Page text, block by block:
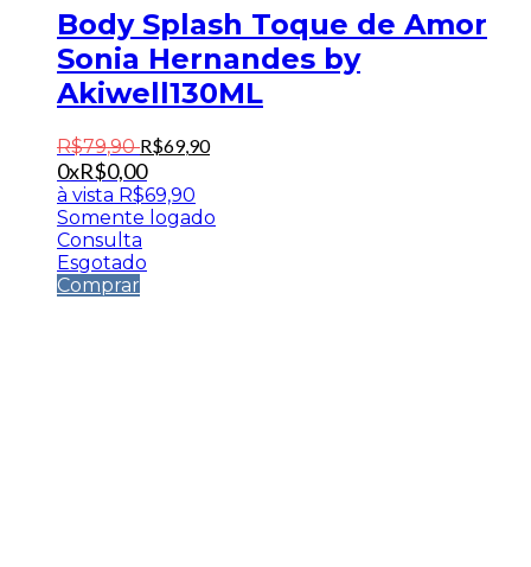
Body Splash Toque de Amor
Sonia Hernandes by
Akiwell130ML
R$79,90 R$69,90
0xR$0,00
à vista R$69,90
Somente logado
Consulta
Esgotado
Comprar